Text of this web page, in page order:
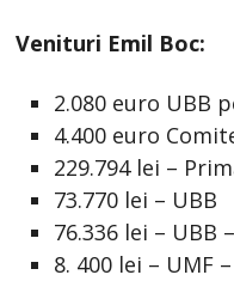
Venituri Emil Boc:
2.080 euro UBB
4.400 euro
229.794 lei –
73.770 lei – UBB
76.336 lei – UBB
8. 400 lei – UMF